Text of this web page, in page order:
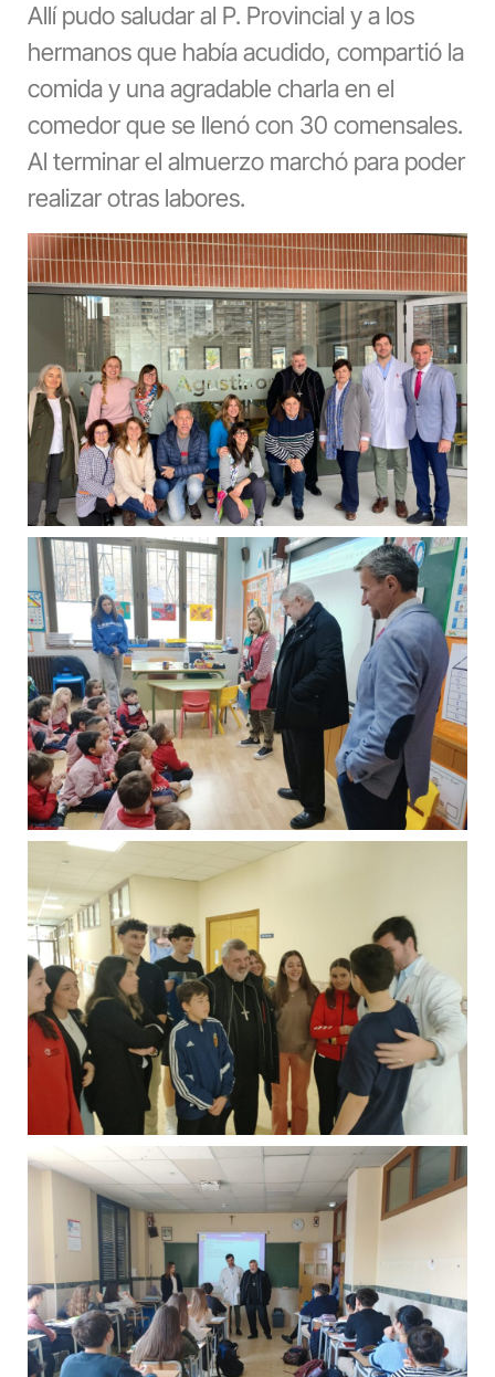
Allí pudo saludar al P. Provincial y a los
hermanos que había acudido, compartió la
comida y una agradable charla en el
comedor que se llenó con 30 comensales.
Al terminar el almuerzo marchó para poder
realizar otras labores.